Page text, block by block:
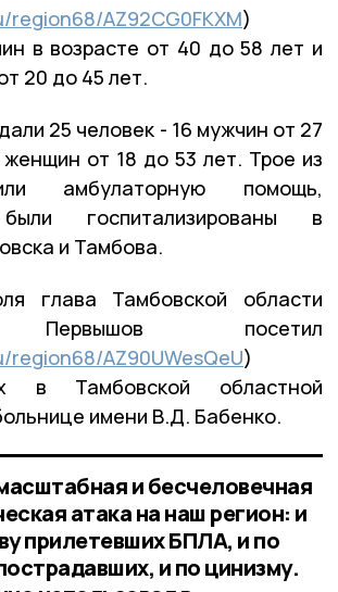
AZ92CG0FKXM)
в возрасте от 40 до 58 лет и
20 до 45 лет.
25 человек - 16 мужчин от 27
от 18 до 53 лет. Трое из
амбулаторную помощь,
госпитализированы в
и Тамбова.
глава Тамбовской области
Первышов посетил
region68/AZ90UWesQeU)
в Тамбовской областной
имени В.Д. Бабенко.
и бесчеловечная
атака на наш регион: и
прилетевших БПЛА, и по
и по цинизму.